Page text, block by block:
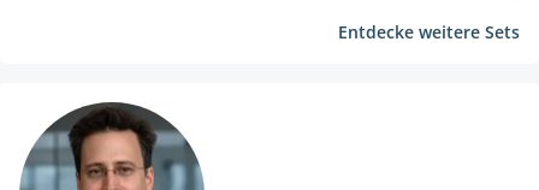
Entdecke weitere Sets